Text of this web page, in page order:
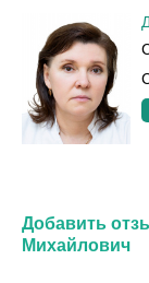
Добавить
Михайлович